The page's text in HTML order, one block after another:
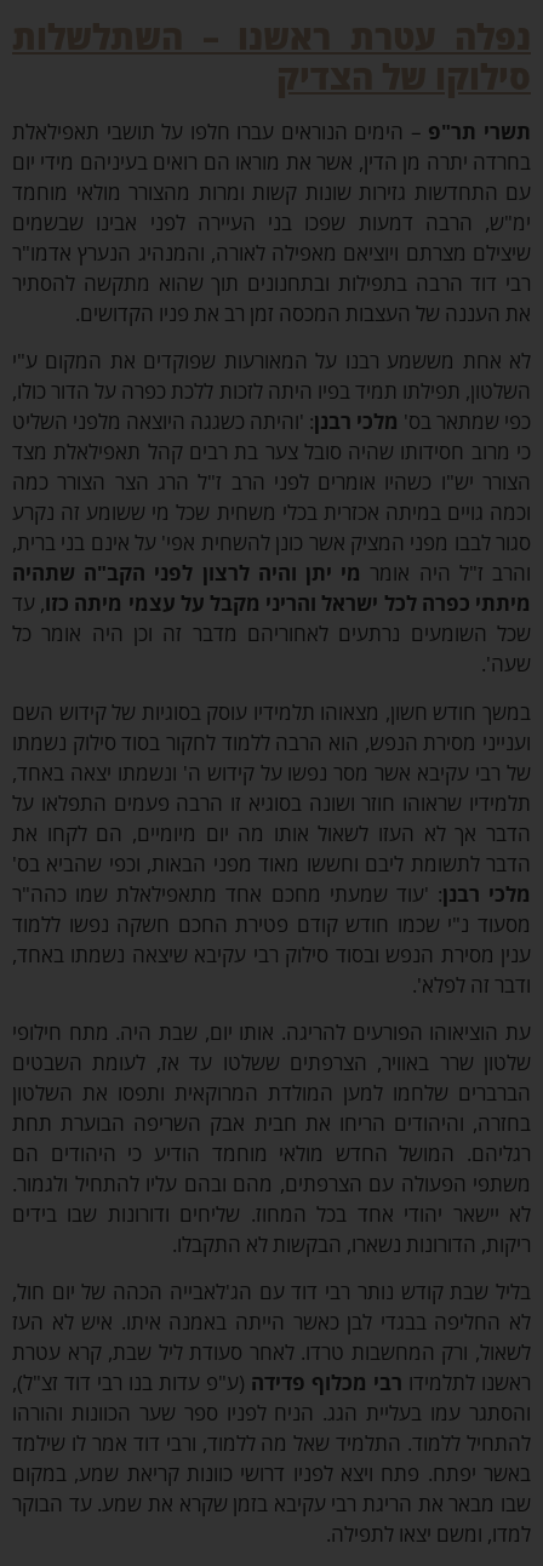
תר"פ– הימים הנוראים עברו חלפו על תושבי תאפילאלת
יתרה מן הדין, אשר את מוראו הם רואים בעיניהם מידי יום
גזירות שונות קשות ומרות מהצורר מולאי מוחמד
הרבה דמעות שפכו בני העיירה לפני אבינו שבשמים
מצרתם ויוציאם מאפילה לאורה, והמנהיג הנערץ אדמו"ר
דוד הרבה בתפילות ובתחנונים תוך שהוא מתקשה להסתיר
של העצבות המכסה זמן רב את פניו הקדושים.
מששמע רבנו על המאורעות שפוקדים את המקום ע"י
תפילתו תמיד בפיו היתה לזכות ללכת כפרה על הדור כולו,
שמתאר בס' מלכי רבנן : 'והיתה כשגגה היוצאה מלפני השליט
חסידותו שהיה סובל צער בת רבים קהל תאפילאלת מצד
יש"ו כשהיו אומרים לפני הרב ז"ל הרג הצר הצורר כמה
גויים במיתה אכזרית בכלי משחית שכל מי ששומע זה נקרע
לבבו מפני המציק אשר כונן להשחית אפי' על אינם בני ברית,
ז"ל היה אומרמי יתן והיה לרצון לפני הקב"ה שתהיה
כפרה לכל ישראל והריני מקבל על עצמי מיתה כזו, עד
השומעים נרתעים לאחוריהם מדבר זה וכן היה אומר כל
חודש חשון, מצאוהו תלמידיו עוסק בסוגיות של קידוש השם
מסירת הנפש, הוא הרבה ללמוד לחקור בסוד סילוק נשמתו
עקיבא אשר מסר נפשו על קידוש ה' ונשמתו יצאה באחד,
שראוהו חוזר ושונה בסוגיא זו הרבה פעמים התפלאו על
אך לא העזו לשאול אותו מה יום מיומיים, הם לקחו את
לתשומת ליבם וחששו מאוד מפני הבאות, וכפי שהביא בס'
רבנן: 'עוד שמעתי מחכם אחד מתאפילאלת שמו כהה"ר
נ"י שכמו חודש קודם פטירת החכם חשקה נפשו ללמוד
מסירת הנפש ובסוד סילוק רבי עקיבא שיצאה נשמתו באחד,
זה לפלא'.
הפורעים להריגה. אותו יום, שבת היה. מתח חילופי
שרר באוויר, הצרפתים ששלטו עד אז, לעומת השבטים
שלחמו למען המולדת המרוקאית ותפסו את השלטון
והיהודים הריחו את חבית אבק השריפה הבוערת תחת
המושל החדש מולאי מוחמד הודיע כי היהודים הם
הפעולה עם הצרפתים, מהם ובהם עליו להתחיל ולגמור.
יהודי אחד בכל המחוז. שליחים ודורונות שבו בידים
הדורונות נשארו, הבקשות לא התקבלו.
שבת קודש נותר רבי דוד עם הג'לאבייה הכהה של יום חול,
בבגדי לבן כאשר הייתה באמנה איתו. איש לא העז
ורק המחשבות טרדו. לאחר סעודת ליל שבת, קרא עטרת
לתלמידורבי מכלוף פדידה(ע"פ עדות בנו רבי דוד זצ"ל),
עמו בעליית הגג. הניח לפניו ספר שער הכוונות והורהו
ללמוד. התלמיד שאל מה ללמוד, ורבי דוד אמר לו שילמד
יפתח. פתח ויצא לפניו דרושי כוונות קריאת שמע, במקום
מבאר את הריגת רבי עקיבא בזמן שקרא את שמע. עד הבוקר
ומשם יצאו לתפילה.